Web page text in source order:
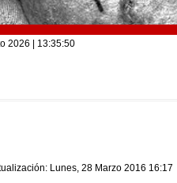
2026 | 13:35:51
Lunes, 28 Marzo 2016 16:17